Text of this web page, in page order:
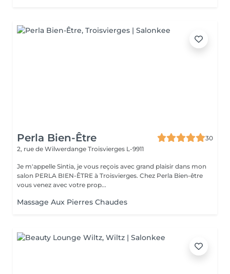
Perla Bien-Être
30
2, rue de Wilwerdange Troisvierges L-9911
Je m'appelle Sintia, je vous reçois avec grand plaisir dans mon
salon PERLA BIEN-ÊTRE à Troisvierges. Chez Perla Bien-être
vous venez avec votre prop...
Massage Aux Pierres Chaudes